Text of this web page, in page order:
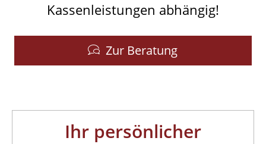
Kassenleistungen abhängig!
Zur Beratung
Ihr persönlicher